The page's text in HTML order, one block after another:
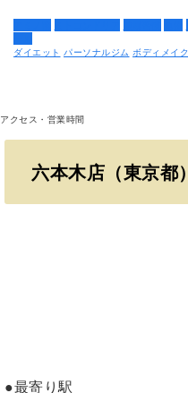
ダイエット パーソナルジム ボディメイク
アクセス・営業時間
六本木店（東京都）
●最寄り駅